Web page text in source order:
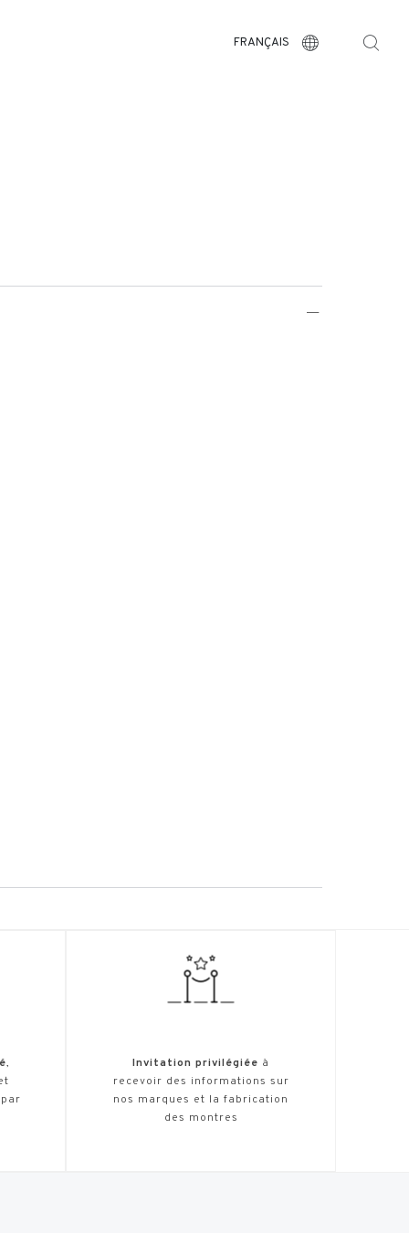
FRANÇAIS
,
Invitation privilégiée à
recevoir des informations sur
nos marques et la fabrication
des montres